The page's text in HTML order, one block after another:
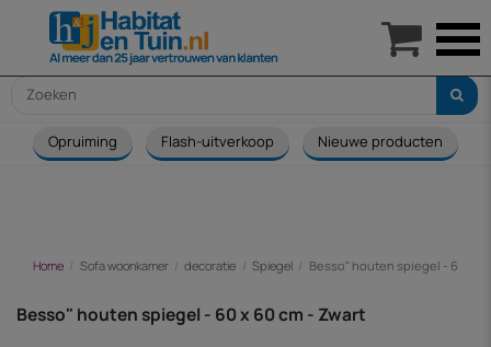
Opruiming Flash-uitverkoop Nieuwe producten
Home Sofa woonkamer decoratie Spiegel Besso" houten spiegel - 60 x
Besso" houten spiegel - 60 x 60 cm - Zwart
